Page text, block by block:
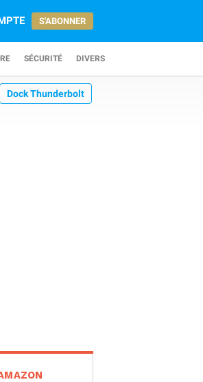
S'ABONNER
SÉCURITÉ DIVERS
Dock Thunderbolt